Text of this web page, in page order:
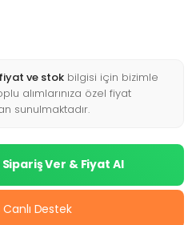
fiyat ve stok bilgisi için bizimle
alımlarınıza özel fiyat
sunulmaktadır.
Ver & Fiyat Al
Destek